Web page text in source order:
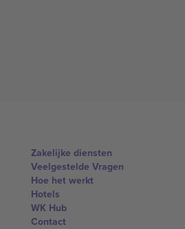
Zakelijke diensten
Veelgestelde Vragen
Hoe het werkt
Hotels
WK Hub
Contact